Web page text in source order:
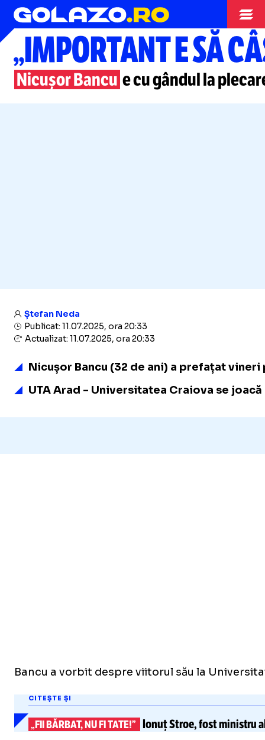
Superliga
„IMPORTANT E SĂ
Nicușor Bancu e cu gândul la
Ștefan Neda
Publicat: 11.07.2025, ora 20:33
Actualizat: 11.07.2025, ora 20:33
Nicușor Bancu (32 de ani) a prefațat
UTA Arad - Universitatea Craiova se
Bancu a vorbit despre viitorul său la
CITEȘTE ȘI
„FII BĂRBAT, NU FI TATE!” Ionuț Stroe, fost ministru